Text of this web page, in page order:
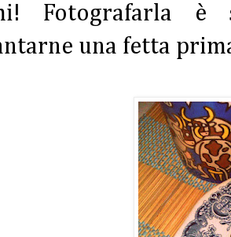
Fotografarla è
una fetta